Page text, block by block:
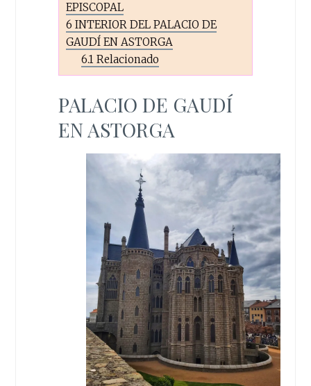
EPISCOPAL
6 INTERIOR DEL PALACIO DE
GAUDÍ EN ASTORGA
6.1 Relacionado
PALACIO DE GAUDÍ
EN ASTORGA